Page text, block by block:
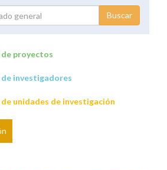
proyectos
investigadores
unidades de investigación